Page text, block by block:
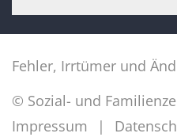
Fehler, Irrtümer und
© Sozial- und
Impressum